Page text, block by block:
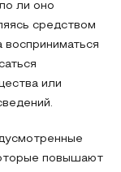
ли оно
средством
восприниматься
или
повышают